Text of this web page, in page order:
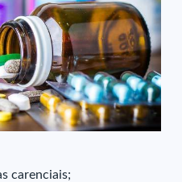
carenciais;